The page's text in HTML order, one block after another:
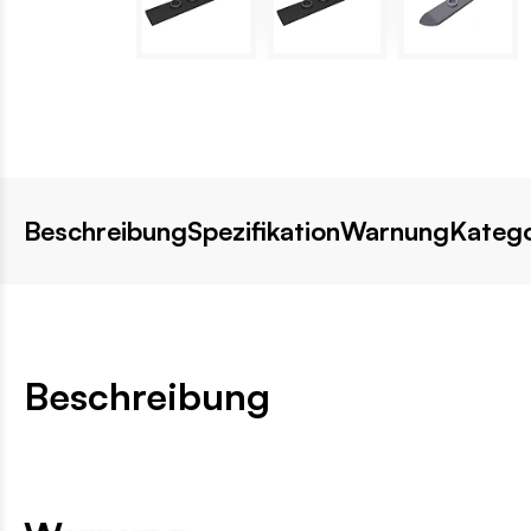
BeschreibungSpezifikationWarnung
Beschreibung